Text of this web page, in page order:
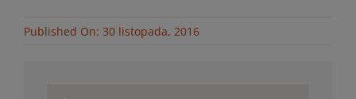
Published On: 30 listopada, 2016